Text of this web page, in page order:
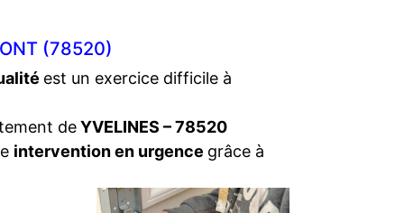
(78520)
est un exercice difficile à
deYVELINES – 78520
intervention en urgence grâce à